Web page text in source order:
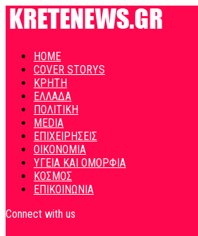
HOME
COVER STORYS
ΚΡΗΤΗ
ΕΛΛΑΔΑ
ΠΟΛΙΤΙΚΗ
MEDIA
ΕΠΙΧΕΙΡΗΣΕΙΣ
ΟΙΚΟΝΟΜΙΑ
ΥΓΕΙΑ ΚΑΙ ΟΜΟΡΦΙΑ
ΚΟΣΜΟΣ
ΕΠΙΚΟΙΝΩΝΙΑ
Connect with us